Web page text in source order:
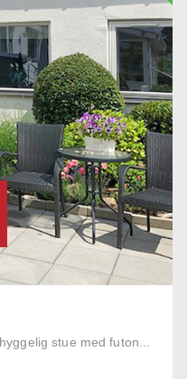
stue med futon...